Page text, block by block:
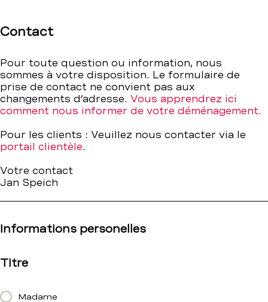
–
BCBE
Contact
Pour toute question ou information, nous
sommes à votre disposition. Le formulaire de
prise de contact ne convient pas aux
changements d’adresse. Vous apprendrez ici
comment nous informer de votre déménagement.
Pour les clients : Veuillez nous contacter via le
portail clientèle.
Votre contact
Jan Speich
Informations personelles
Titre
Madame